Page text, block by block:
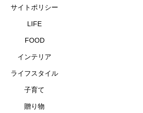
サイトポリシー
LIFE
FOOD
インテリア
ライフスタイル
子育て
贈り物